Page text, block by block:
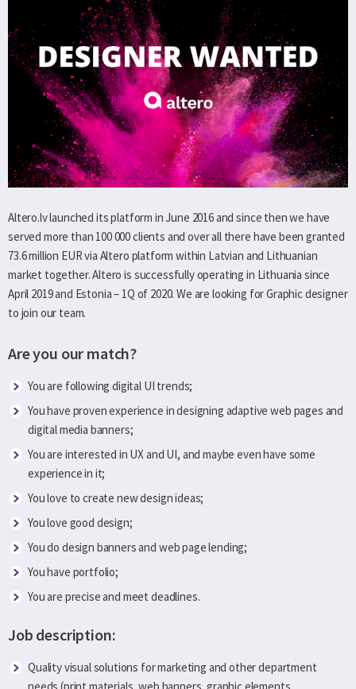
Altero.lv launched its platform in June 2016 and since then we have
served more than 100 000 clients and over all there have been granted
73.6 million EUR via Altero platform within Latvian and Lithuanian
market together. Altero is successfully operating in Lithuania since
April 2019 and Estonia – 1Q of 2020. We are looking for Graphic designer
to join our team.
Are you our match?
You are following digital UI trends;
You have proven experience in designing adaptive web pages and
digital media banners;
You are interested in UX and UI, and maybe even have some
experience in it;
You love to create new design ideas;
You love good design;
You do design banners and web page lending;
You have portfolio;
You are precise and meet deadlines.
Job description:
Quality visual solutions for marketing and other department